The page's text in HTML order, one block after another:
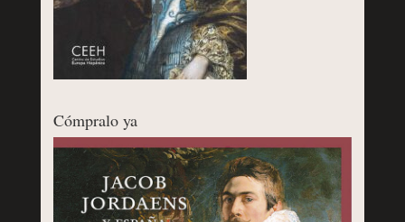
Cómpralo ya